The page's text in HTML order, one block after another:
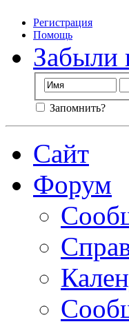
Регистрация
Помощь
Забыли
Запомнить?
Сайт
Форум